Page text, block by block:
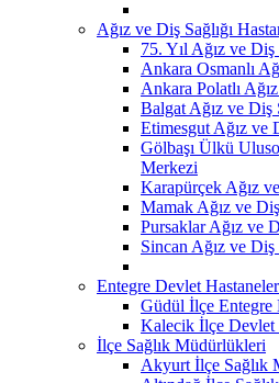
Ağız ve Diş Sağlığı
75. Yıl Ağız ve Diş
Ankara Osmanlı
Ankara Polatlı
Balgat Ağız ve Diş
Etimesgut Ağız ve
Gölbaşı Ülkü
Merkezi
Karapürçek Ağız
Mamak Ağız ve
Pursaklar Ağız ve
Sincan Ağız ve Diş
Entegre Devlet
Güdül İlçe Entegre
Kalecik İlçe Devlet
İlçe Sağlık Müdürlükleri
Akyurt İlçe Sağlık